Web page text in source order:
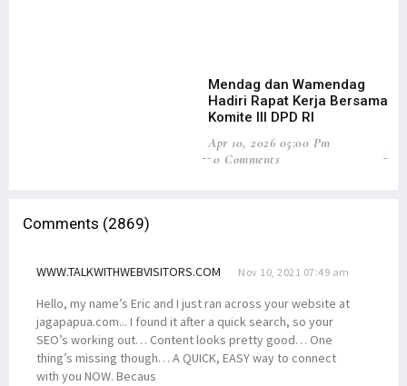
Mendag dan Wamendag
Hadiri Rapat Kerja Bersama
Komite III DPD RI
Apr 10, 2026 05:00 Pm
0 Comments
Comments (2869)
WWW.TALKWITHWEBVISITORS.COM Nov 10, 2021 07:49 am
Hello, my name’s Eric and I just ran across your website at
jagapapua.com... I found it after a quick search, so your
SEO’s working out… Content looks pretty good… One
thing’s missing though… A QUICK, EASY way to connect
with you NOW. Becaus